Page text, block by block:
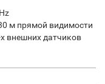
м прямой видимости
внешних датчиков